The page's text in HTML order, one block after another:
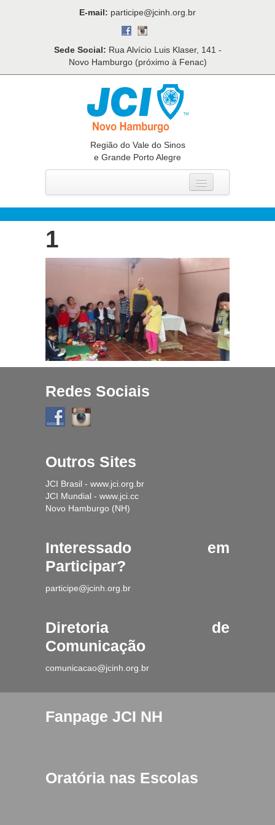
E-mail: participe@jcinh.org.br
Sede Social: Rua Alvício Luis Klaser, 141 -
Novo Hamburgo (próximo à Fenac)
Região do Vale do Sinos
e Grande Porto Alegre
História
Contato
Fique Por Dentro
1
Redes Sociais
Outros Sites
JCI Brasil - www.jci.org.br
JCI Mundial - www.jci.cc
Novo Hamburgo (NH)
Interessado em
Participar?
participe@jcinh.org.br
Diretoria de
Comunicação
comunicacao@jcinh.org.br
Fanpage JCI NH
Oratória nas Escolas